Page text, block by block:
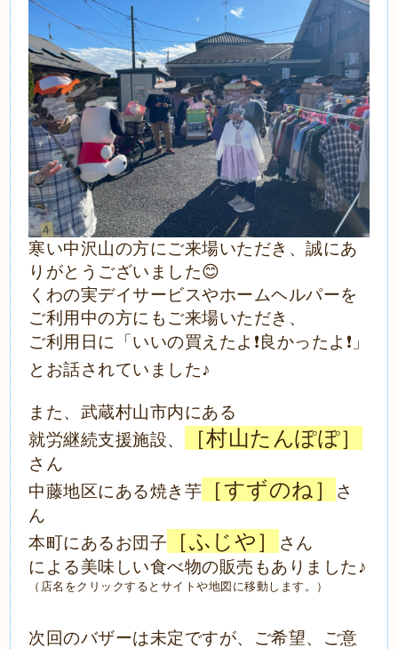
寒い中沢山の方にご来場いただき、誠にあ
りがとうございました😊
くわの実デイサービスやホームヘルパーを
ご利用中の方にもご来場いただき、
ご利用日に「いいの買えたよ❗️良かったよ❗️」
とお話されていました♪
また、武蔵村山市内にある
就労継続支援施設、
［村山たんぽぽ］
さん
中藤地区にある焼き芋
［すずのね］
さ
ん
本町にあるお団子
［ふじや］
さん
による美味しい食べ物の販売もありました♪
（店名をクリックするとサイトや地図に移動します。）
次回のバザーは未定ですが、ご希望、ご意